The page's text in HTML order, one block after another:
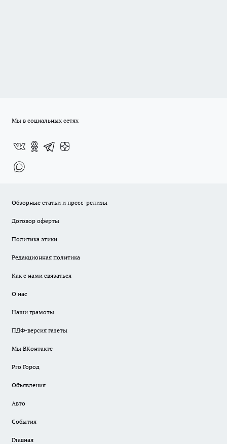
Мы в социальных сетях
Обзорные статьи и пресс-релизы
Договор оферты
Политика этики
Редакционная политика
Как с нами связаться
О нас
Наши грамоты
ПДФ-версия газеты
Мы ВКонтакте
Pro Город
Объявления
Авто
События
Главная